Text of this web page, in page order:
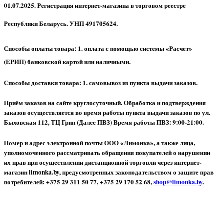
01.07.2025. Регистрация интернет-магазина в торговом реестре
Республики Беларусь. УНП 491705624.
Способы оплаты товара: 1. оплата с помощью системы «Расчет»
(ЕРИП) банковской картой или наличными.
Способы доставки товара: 1. самовывоз из пункта выдачи заказов.
Приём заказов на сайте круглосуточный. Обработка и подтверждения
заказов осуществляется во время работы пункта выдачи заказов по ул.
Быховская 112, ТЦ Грин (Далее ПВЗ) Время работы ПВЗ: 9:00-21:00.
Номер и адрес электронной почты ООО «Лимонка», а также лица,
уполномоченного рассматривать обращения покупателей о нарушении
их прав при осуществлении дистанционной торговли через интернет-
магазин limonka.by, предусмотренных законодательством о защите прав
потребителей: +375 29 311 50 77, +375 29 170 52 68,shop@limonka.by.